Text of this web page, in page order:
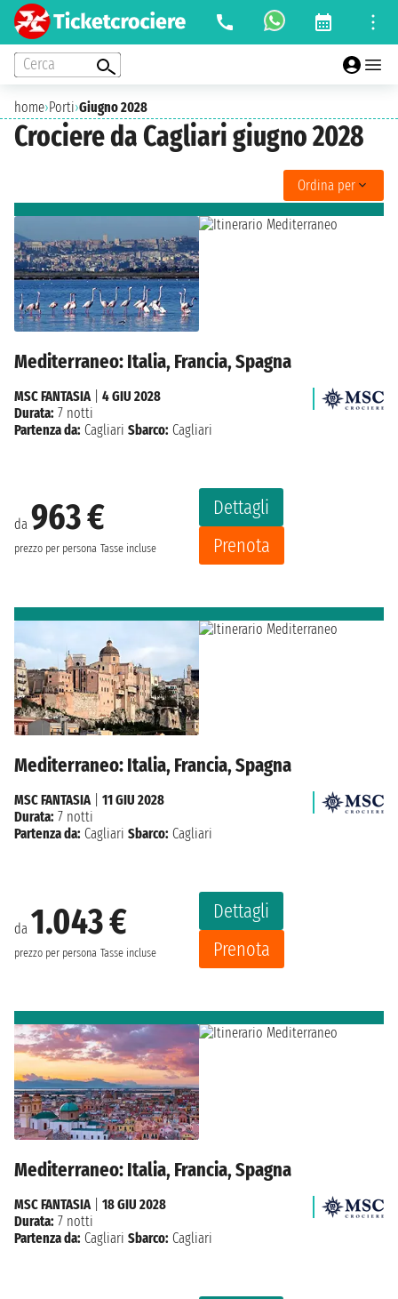
Cerca
home›Porti›Giugno 2028
Crociere da Cagliari giugno 2028
Ordina per
Mediterraneo: Italia, Francia, Spagna
da 963 €
prezzo per persona Tasse incluse
Dettagli
Prenota
MSC FANTASIA
4 GIU 2028
Durata: 7 notti
Partenza da: Cagliari Sbarco: Cagliari
Mediterraneo: Italia, Francia, Spagna
da 1.043 €
prezzo per persona Tasse incluse
Dettagli
Prenota
MSC FANTASIA| 11 GIU 2028
Durata: 7 notti
Partenza da: Cagliari Sbarco: Cagliari
Mediterraneo: Italia, Francia, Spagna
MSC FANTASIA| 18 GIU 2028
Durata: 7 notti
Partenza da: Cagliari Sbarco: Cagliari